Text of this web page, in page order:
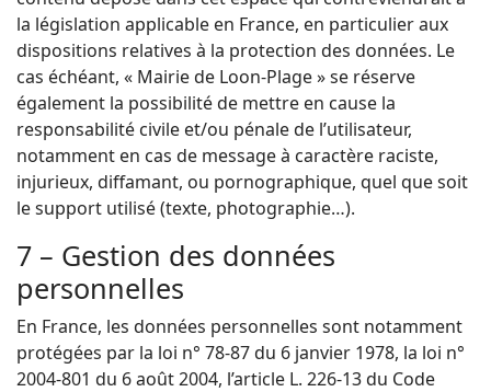
la législation applicable en France, en particulier aux
dispositions relatives à la protection des données. Le
cas échéant, « Mairie de Loon-Plage » se réserve
également la possibilité de mettre en cause la
responsabilité civile et/ou pénale de l’utilisateur,
notamment en cas de message à caractère raciste,
injurieux, diffamant, ou pornographique, quel que soit
le support utilisé (texte, photographie…).
7 – Gestion des données
personnelles
En France, les données personnelles sont notamment
protégées par la loi n° 78-87 du 6 janvier 1978, la loi n°
2004-801 du 6 août 2004, l’article L. 226-13 du Code